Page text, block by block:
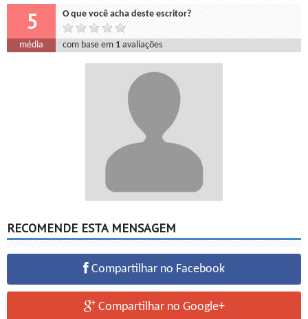
5 O que você acha deste escritor?
média com base em 1 avaliações
RECOMENDE ESTA MENSAGEM
Compartilhar no Facebook
Compartilhar no Google+